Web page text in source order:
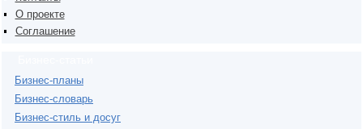
О проекте
Соглашение
Бизнес-планы
Бизнес-словарь
Бизнес-стиль и досуг